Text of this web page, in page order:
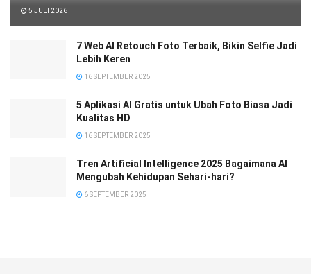
5 JULI 2026
7 Web AI Retouch Foto Terbaik, Bikin Selfie Jadi
Lebih Keren
16 SEPTEMBER 2025
5 Aplikasi AI Gratis untuk Ubah Foto Biasa Jadi
Kualitas HD
16 SEPTEMBER 2025
Tren Artificial Intelligence 2025 Bagaimana AI
Mengubah Kehidupan Sehari-hari?
6 SEPTEMBER 2025